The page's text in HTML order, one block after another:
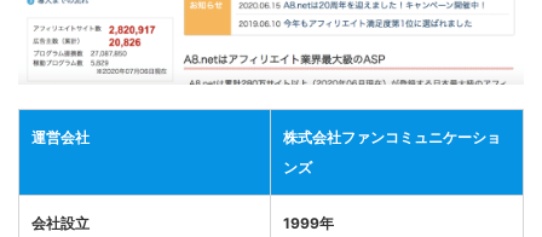
運営会社
株式会社ファンコミュニケーショ
ンズ
会社設立 1999年